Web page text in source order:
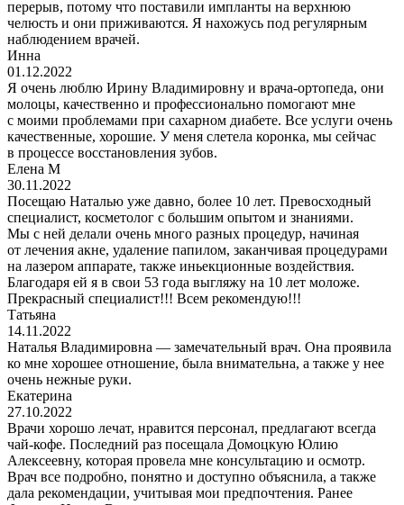
перерыв, потому что поставили импланты на верхнюю
челюсть и они приживаются. Я нахожусь под регулярным
наблюдением врачей.
Инна
01.12.2022
Я очень люблю Ирину Владимировну и врача-ортопеда, они
молоцы, качественно и профессионально помогают мне
с моими проблемами при сахарном диабете. Все услуги очень
качественные, хорошие. У меня слетела коронка, мы сейчас
в процессе восстановления зубов.
Елена М
30.11.2022
Посещаю Наталью уже давно, более 10 лет. Превосходный
специалист, косметолог с большим опытом и знаниями.
Мы с ней делали очень много разных процедур, начиная
от лечения акне, удаление папилом, заканчивая процедурами
на лазером аппарате, также иньекционные воздействия.
Благодаря ей я в свои 53 года выгляжу на 10 лет моложе.
Прекрасный специалист!!! Всем рекомендую!!!
Татьяна
14.11.2022
Наталья Владимировна — замечательный врач. Она проявила
ко мне хорошее отношение, была внимательна, а также у нее
очень нежные руки.
Екатерина
27.10.2022
Врачи хорошо лечат, нравится персонал, предлагают всегда
чай-кофе. Последний раз посещала Домоцкую Юлию
Алексеевну, которая провела мне консультацию и осмотр.
Врач все подробно, понятно и доступно объяснила, а также
дала рекомендации, учитывая мои предпочтения. Ранее